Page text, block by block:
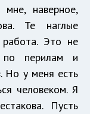
наверное,
Те наглые
Это не
перилам и
Но у меня есть
человеком. Я
Пусть